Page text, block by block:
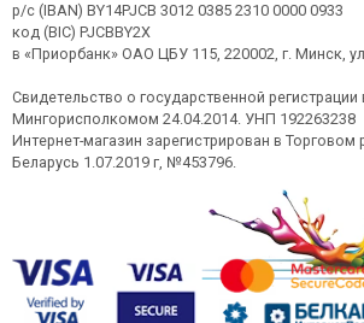
р/с (IBAN) BY14PJCB 3012 0385 2310 0000 0933
код (BIC) PJCBBY2X
в «Приорбанк» ОАО ЦБУ 115, 220002, г. Минск,
Свидетельство о государственной
Мингорисполкомом 24.04.2014. УНП 192263238
Интернет-магазин зарегистрирован в Торговом
Беларусь 1.07.2019 г, №453796.